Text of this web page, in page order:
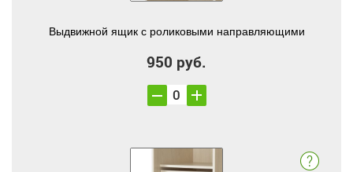
Выдвижной ящик с роликовыми направляющими
950 руб.